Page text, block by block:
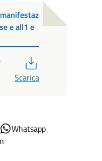
e all1 e
Scarica
Whatsapp